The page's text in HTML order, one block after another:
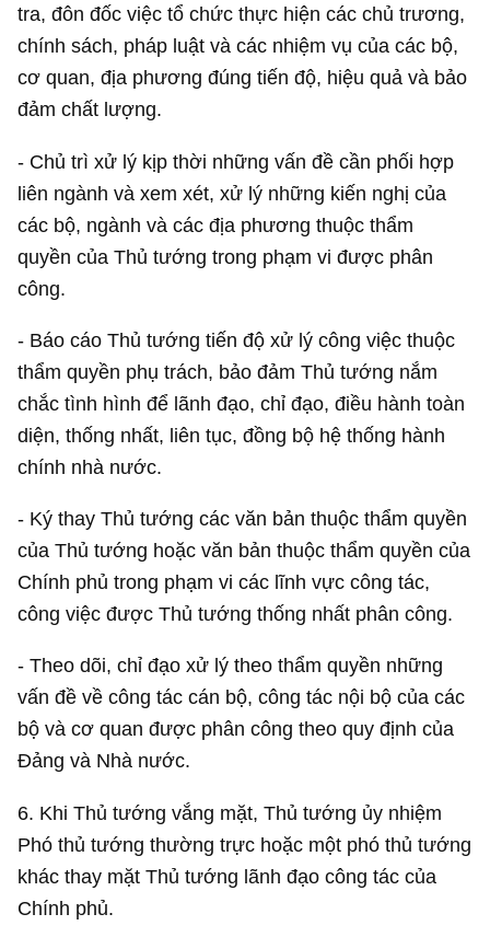
tra, đôn đốc việc tổ chức thực hiện các chủ trương,
chính sách, pháp luật và các nhiệm vụ của các bộ,
cơ quan, địa phương đúng tiến độ, hiệu quả và bảo
đảm chất lượng.
- Chủ trì xử lý kịp thời những vấn đề cần phối hợp
liên ngành và xem xét, xử lý những kiến nghị của
các bộ, ngành và các địa phương thuộc thẩm
quyền của Thủ tướng trong phạm vi được phân
công.
- Báo cáo Thủ tướng tiến độ xử lý công việc thuộc
thẩm quyền phụ trách, bảo đảm Thủ tướng nắm
chắc tình hình để lãnh đạo, chỉ đạo, điều hành toàn
diện, thống nhất, liên tục, đồng bộ hệ thống hành
chính nhà nước.
- Ký thay Thủ tướng các văn bản thuộc thẩm quyền
của Thủ tướng hoặc văn bản thuộc thẩm quyền của
Chính phủ trong phạm vi các lĩnh vực công tác,
công việc được Thủ tướng thống nhất phân công.
- Theo dõi, chỉ đạo xử lý theo thẩm quyền những
vấn đề về công tác cán bộ, công tác nội bộ của các
bộ và cơ quan được phân công theo quy định của
Đảng và Nhà nước.
6. Khi Thủ tướng vắng mặt, Thủ tướng ủy nhiệm
Phó thủ tướng thường trực hoặc một phó thủ tướng
khác thay mặt Thủ tướng lãnh đạo công tác của
Chính phủ.